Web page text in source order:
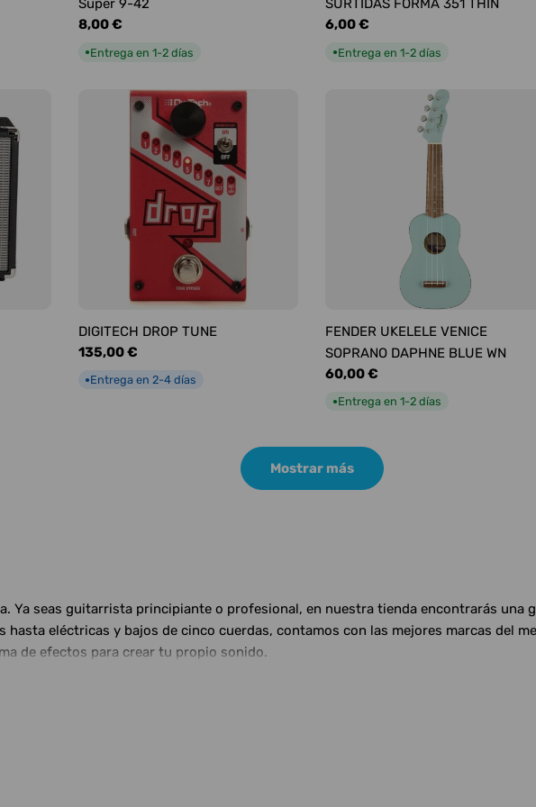
Super 9-42
Precio
8,00 €
●Entrega en 1-2 días
SURTIDAS FORMA 351 THIN
Precio
6,00 €
●Entrega en 1-2 días
DIGITECH DROP TUNE
Precio
135,00 €
●Entrega en 2-4 días
FENDER UKELELE VENICE
SOPRANO DAPHNE BLUE WN
Precio
60,00 €
●Entrega en 1-2 días
Mostrar más
Ya seas guitarrista principiante o profesional, en nuestra tienda encontrarás una
eléctricas y bajos de cinco cuerdas, contamos con las mejores marcas del
de efectos para crear tu propio sonido.